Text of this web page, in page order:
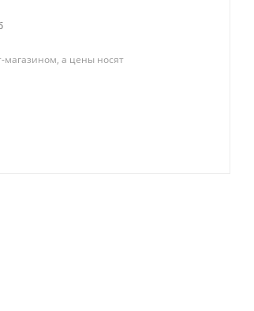
магазином, а цены носят
R-M Diamont